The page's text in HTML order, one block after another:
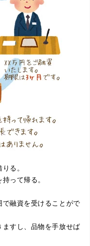
て不安でしたが、他
金額で大満足です。
対応でとても良かっ
も感じが良くて来店
す。これからこちら
がとうございまし
る。
って帰る。
融資を受けることがで
すし、品物を手放せば